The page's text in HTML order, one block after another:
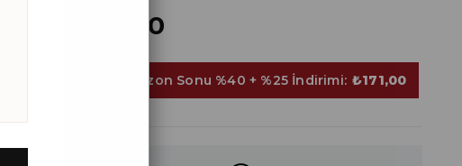
₺228,00
Sepette Sezon Sonu %40 + %25 İndirimi: ₺171,00